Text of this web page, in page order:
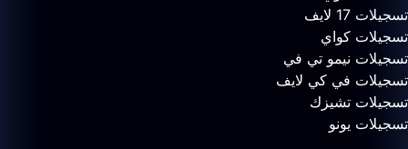
تسجيلات 17 لايف
تسجيلات كواي
تسجيلات نيمو تي في
تسجيلات في كي لايف
تسجيلات تشيزك
تسجيلات يونو